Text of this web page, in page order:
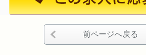
前ページへ戻る